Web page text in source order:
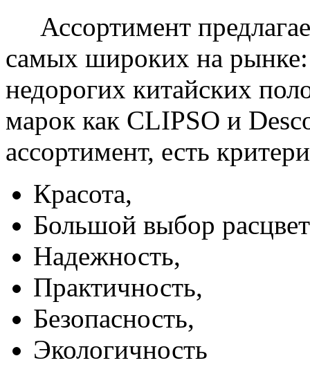
Ассортимент
самых широких на
недорогих китайских
марок как CLIPSO и
ассортимент, есть
Красота,
Большой выбор
Надежность,
Практичность,
Безопасность,
Экологичность